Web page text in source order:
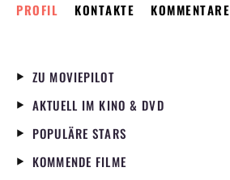
PROFIL KONTAKTE KOMMENTARE
ZU MOVIEPILOT
AKTUELL IM KINO & DVD
POPULÄRE STARS
KOMMENDE FILME